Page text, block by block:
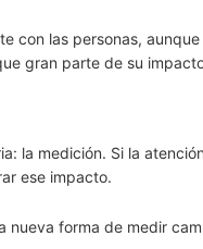
con las personas,
gran parte de su
la medición. Si la
ese impacto.
nueva forma de medir